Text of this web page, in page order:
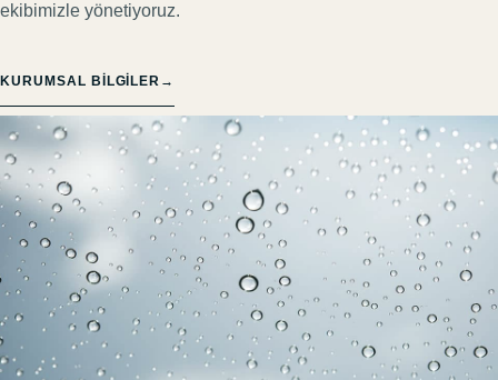
ekibimizle yönetiyoruz.
KURUMSAL BILGILER →